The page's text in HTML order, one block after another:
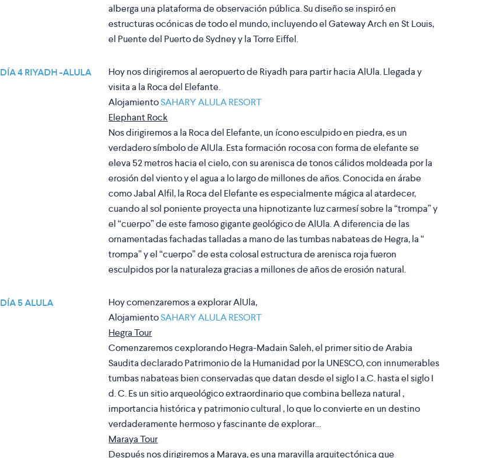
alberga una plataforma de observación pública. Su diseño se inspiró en
estructuras ocónicas de todo el mundo, incluyendo el Gateway Arch en St Louis,
el Puente del Puerto de Sydney y la Torre Eiffel.
DÍA 4 RIYADH -ALULA
Hoy nos dirigiremos al aeropuerto de Riyadh para partir hacia AlUla. Llegada y
visita a la Roca del Elefante.
AlojamientoSAHARY ALULA RESORT
Elephant Rock
Nos dirigiremos a la Roca del Elefante, un ícono esculpido en piedra, es un
verdadero símbolo de AlUla. Esta formación rocosa con forma de elefante se
eleva 52 metros hacia el cielo, con su arenisca de tonos cálidos moldeada por la
erosión del viento y el agua a lo largo de millones de años. Conocida en árabe
como Jabal Alfil, la Roca del Elefante es especialmente mágica al atardecer,
cuando al sol poniente proyecta una hipnotizante luz carmesí sobre la “trompa” y
el “cuerpo” de este famoso gigante geológico de AlUla. A diferencia de las
ornamentadas fachadas talladas a mano de las tumbas nabateas de Hegra, la “
trompa” y el “cuerpo” de esta colosal estructura de arenisca roja fueron
esculpidos por la naturaleza gracias a millones de años de erosión natural.
DÍA 5 ALULA
Hoy comenzaremos a explorar AlUla,
AlojamientoSAHARY ALULA RESORT
Hegra Tour
Comenzaremos cexplorando Hegra-Madain Saleh, el primer sitio de Arabia
Saudita declarado Patrimonio de la Humanidad por la UNESCO, con innumerables
tumbas nabateas bien conservadas que datan desde el siglo I a.C. hasta el siglo I
d. C. Es un sitio arqueológico extraordinario que combina belleza natural ,
importancia histórica y patrimonio cultural , lo que lo convierte en un destino
verdaderamente hermoso y fascinante de explorar…
Maraya Tour
Después nos dirigiremos a Maraya, es una maravilla arquitectónica que